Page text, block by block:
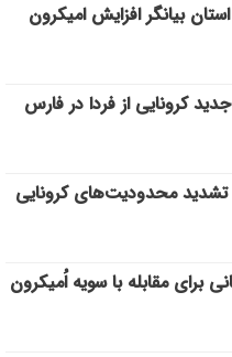
استان بیانگر افزایش امیکرون
کرونایی از فردا در فارس
تشدید محدودیت‌های کرونایی
برای مقابله با سویه اُمیکرون